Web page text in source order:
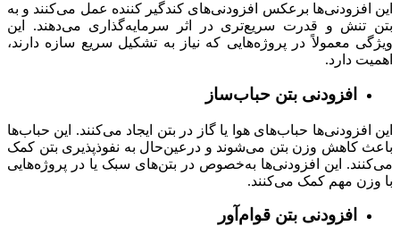
این افزودنی‌ها برعکس افزودنی‌های کندگیر کننده عمل می‌کنند و به
بتن تنش و قدرت سریع‌تری در اثر سرمایه‌گذاری می‌دهند. این
ویژگی معمولاً در پروژه‌هایی که نیاز به تشکیل سریع سازه دارند،
اهمیت دارد.
افزودنی بتن حباب‌ساز
این افزودنی‌ها حباب‌های هوا یا گاز در بتن ایجاد می‌کنند. این حباب‌ها
باعث کاهش وزن بتن می‌شوند و درعین‌حال به نفوذپذیری بتن کمک
می‌کنند. این افزودنی‌ها به‌خصوص در بتن‌های سبک یا در پروژه‌هایی
با وزن مهم کمک می‌کنند.
افزودنی بتن قوام‌آور